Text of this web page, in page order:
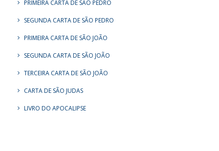
PRIMEIRA CARTA DE SÃO PEDRO
SEGUNDA CARTA DE SÃO PEDRO
PRIMEIRA CARTA DE SÃO JOÃO
SEGUNDA CARTA DE SÃO JOÃO
TERCEIRA CARTA DE SÃO JOÃO
CARTA DE SÃO JUDAS
LIVRO DO APOCALIPSE